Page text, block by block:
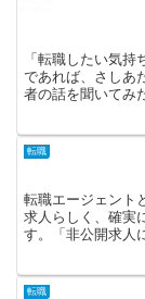
「転職したい気
であれば、さしあ
者の話を聞いてみ
転職
転職エージェント
求人らしく、確実
す。「非公開求人
転職